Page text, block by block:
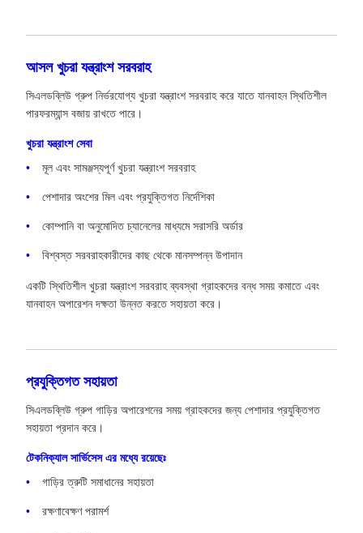
আসল খুচরা যন্ত্রাংশ সরবরাহ
সিএলডব্লিউ গ্রুপ নির্ভরযোগ্য খুচরা যন্ত্রাংশ সরবরাহ করে যাতে যানবাহন স্থিতিশীল
পারফরম্যান্স বজায় রাখতে পারে।
খুচরা যন্ত্রাংশ সেবা
মূল এবং সামঞ্জস্যপূর্ণ খুচরা যন্ত্রাংশ সরবরাহ
পেশাদার অংশের মিল এবং প্রযুক্তিগত নির্দেশিকা
কোম্পানি বা অনুমোদিত চ্যানেলের মাধ্যমে সরাসরি অর্ডার
বিশ্বস্ত সরবরাহকারীদের কাছ থেকে মানসম্পন্ন উপাদান
একটি স্থিতিশীল খুচরা যন্ত্রাংশ সরবরাহ ব্যবস্থা গ্রাহকদের বন্ধ সময় কমাতে এবং
যানবাহন অপারেশন দক্ষতা উন্নত করতে সহায়তা করে।
প্রযুক্তিগত সহায়তা
সিএলডব্লিউ গ্রুপ গাড়ির অপারেশনের সময় গ্রাহকদের জন্য পেশাদার প্রযুক্তিগত
সহায়তা প্রদান করে।
টেকনিক্যাল সার্ভিসেস এর মধ্যে রয়েছেঃ
গাড়ির ত্রুটি সমাধানের সহায়তা
রক্ষণাবেক্ষণ পরামর্শ